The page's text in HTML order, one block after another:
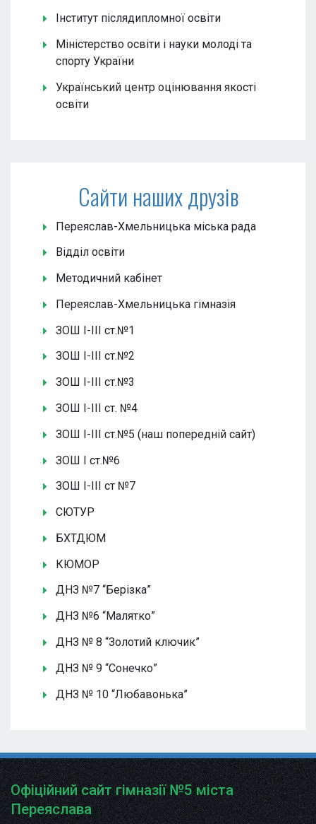
Інститут післядипломної освіти
Міністерство освіти і науки молоді та
спорту України
Український центр оцінювання якості
освіти
Сайти наших друзів
Переяслав-Хмельницька міська рада
Відділ освіти
Методичний кабінет
Переяслав-Хмельницька гімназія
ЗОШ І-ІІІ ст.№1
ЗОШ І-ІІІ ст.№2
ЗОШ І-ІІІ ст.№3
ЗОШ І-ІІІ ст. №4
ЗОШ І-ІІІ ст.№5 (наш попередній сайт)
ЗОШ І ст.№6
ЗОШ І-ІІІ ст №7
СЮТУР
БХТДЮМ
КЮМОР
ДНЗ №7 “Берізка”
ДНЗ №6 “Малятко”
ДНЗ № 8 “Золотий ключик”
ДНЗ № 9 “Сонечко”
ДНЗ № 10 “Любавонька”
Офіційний сайт гімназії №5 міста
Переяслава